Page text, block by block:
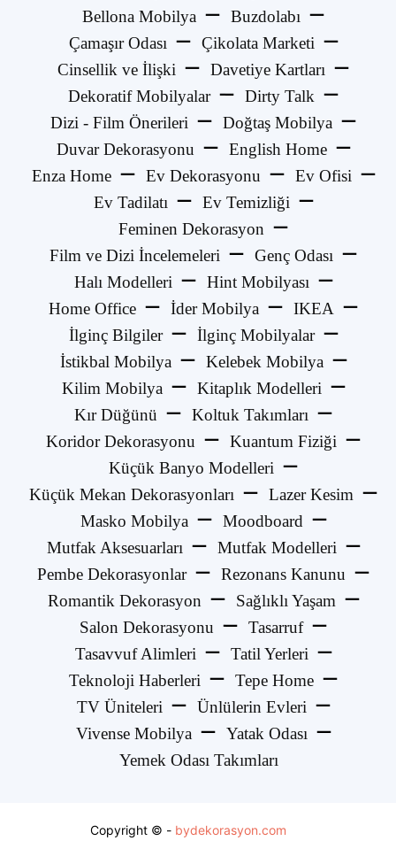
Bellona Mobilya
Buzdolabı
Çamaşır Odası
Çikolata Marketi
Cinsellik ve İlişki
Davetiye Kartları
Dekoratif Mobilyalar
Dirty Talk
Dizi - Film Önerileri
Doğtaş Mobilya
Duvar Dekorasyonu
English Home
Enza Home
Ev Dekorasyonu
Ev Ofisi
Ev Tadilatı
Ev Temizliği
Feminen Dekorasyon
Film ve Dizi İncelemeleri
Genç Odası
Halı Modelleri
Hint Mobilyası
Home Office
İder Mobilya
IKEA
İlginç Bilgiler
İlginç Mobilyalar
İstikbal Mobilya
Kelebek Mobilya
Kilim Mobilya
Kitaplık Modelleri
Kır Düğünü
Koltuk Takımları
Koridor Dekorasyonu
Kuantum Fiziği
Küçük Banyo Modelleri
Küçük Mekan Dekorasyonları
Lazer Kesim
Masko Mobilya
Moodboard
Mutfak Aksesuarları
Mutfak Modelleri
Pembe Dekorasyonlar
Rezonans Kanunu
Romantik Dekorasyon
Sağlıklı Yaşam
Salon Dekorasyonu
Tasarruf
Tasavvuf Alimleri
Tatil Yerleri
Teknoloji Haberleri
Tepe Home
TV Üniteleri
Ünlülerin Evleri
Vivense Mobilya
Yatak Odası
Yemek Odası Takımları
Copyright © - bydekorasyon.com